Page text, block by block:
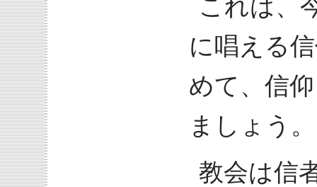
これは、
に唱える
めて、信
ましょう。
教会は信